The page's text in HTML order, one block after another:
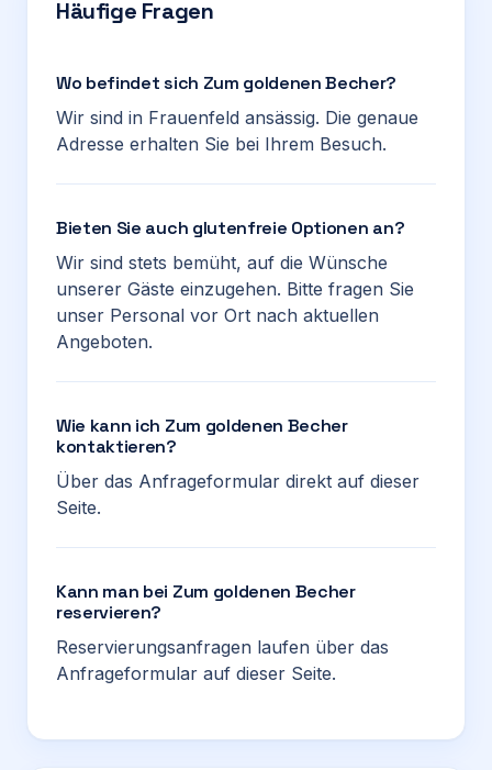
Häufige Fragen
Wo befindet sich Zum goldenen Becher?
Wir sind in Frauenfeld ansässig. Die genaue
Adresse erhalten Sie bei Ihrem Besuch.
Bieten Sie auch glutenfreie Optionen an?
Wir sind stets bemüht, auf die Wünsche
unserer Gäste einzugehen. Bitte fragen Sie
unser Personal vor Ort nach aktuellen
Angeboten.
Wie kann ich Zum goldenen Becher
kontaktieren?
Über das Anfrageformular direkt auf dieser
Seite.
Kann man bei Zum goldenen Becher
reservieren?
Reservierungsanfragen laufen über das
Anfrageformular auf dieser Seite.